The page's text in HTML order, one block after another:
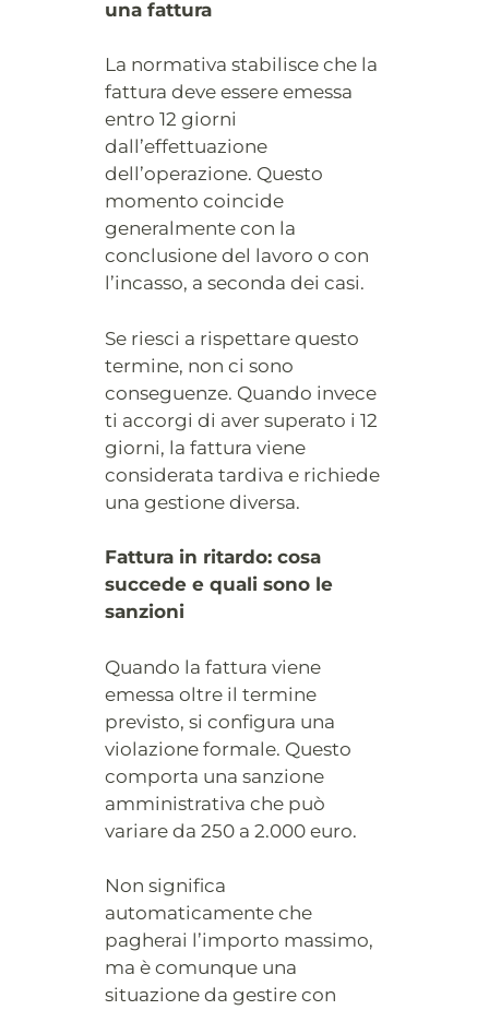
una fattura
La normativa stabilisce che la
fattura deve essere emessa
entro 12 giorni
dall’effettuazione
dell’operazione. Questo
momento coincide
generalmente con la
conclusione del lavoro o con
l’incasso, a seconda dei casi.
Se riesci a rispettare questo
termine, non ci sono
conseguenze. Quando invece
ti accorgi di aver superato i 12
giorni, la fattura viene
considerata tardiva e richiede
una gestione diversa.
Fattura in ritardo: cosa
succede e quali sono le
sanzioni
Quando la fattura viene
emessa oltre il termine
previsto, si configura una
violazione formale. Questo
comporta una sanzione
amministrativa che può
variare da 250 a 2.000 euro.
Non significa
automaticamente che
pagherai l’importo massimo,
ma è comunque una
situazione da gestire con